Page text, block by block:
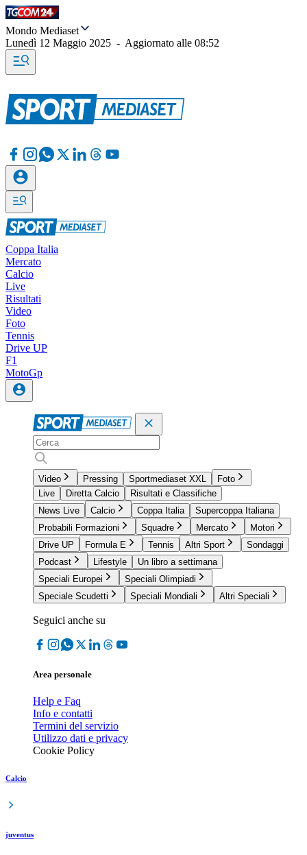
Mondo Mediaset
Lunedì 12 Maggio 2025 - Aggiornato alle 08:52
Coppa Italia
Mercato
Calcio
Live
Risultati
Video
Foto
Tennis
Drive UP
F1
MotoGp
Video Pressing Sportmediaset XXL
Foto
Live
Diretta Calcio
Risultati e Classifiche
News Live
Calcio Coppa Italia
Supercoppa Italiana
Probabili Formazioni
Squadre Mercato
Motori
Drive UP
Formula E Tennis Altri Sport
Sondaggi
Podcast
Lifestyle
Un libro a settimana
Speciali Europei
Speciali Olimpiadi
Speciale Scudetti
Speciali Mondiali Altri Speciali
Seguici anche su
Area personale
Help e Faq
Info e contatti
Termini del servizio
Utilizzo dati e privacy
Cookie Policy
Calcio
juventus